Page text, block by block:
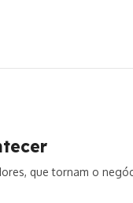
que tornam o